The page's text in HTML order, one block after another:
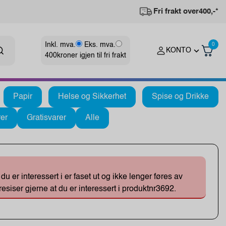
Fri frakt over400,-*
Inkl. mva.
Eks. mva.
400kroner igjen til fri frakt
KONTO
0
Papir Helse og Sikkerhet Spise og Drikke
Gratisvarer Alle
er interessert i er faset ut og ikke lenger føres av
gjerne at du er interessert i produktnr3692.